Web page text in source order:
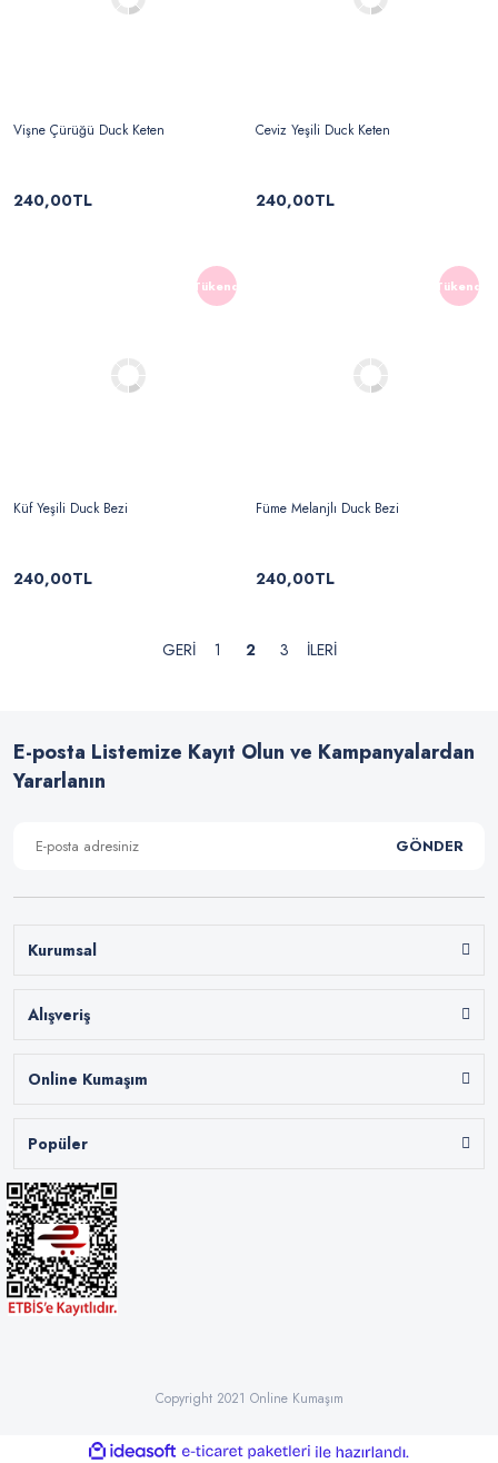
Vişne Çürüğü Duck Keten
240,00TL
Ceviz Yeşili Duck Keten
240,00TL
Tükendi
Küf Yeşili Duck Bezi
240,00TL
Tükendi
Füme Melanjlı Duck Bezi
240,00TL
1 2 3
E-posta Listemize Kayıt Olun ve Kampanyalardan
Yararlanın
GÖNDER
Kurumsal
Alışveriş
Online Kumaşım
Popüler
Copyright 2021 Online Kumaşım
ideasoft e-